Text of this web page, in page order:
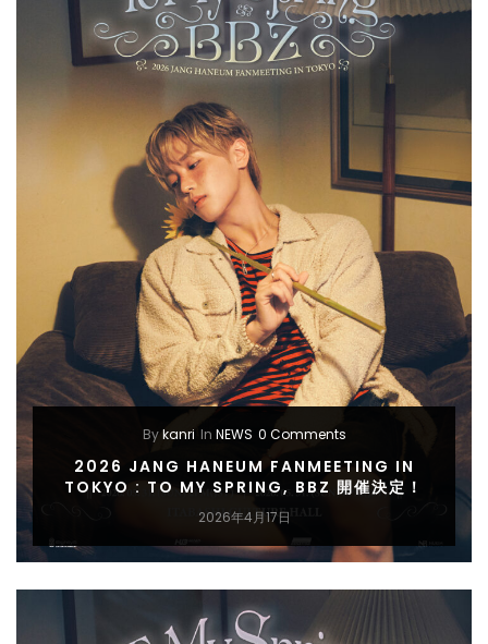
Bykanri In NEWS 0 Comments
2026 JANG HANEUM FANMEETING IN
TOKYO : TO MY SPRING, BBZ 開催決定！
2026年4月17日